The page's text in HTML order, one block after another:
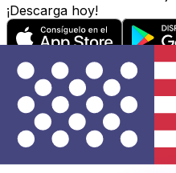
¡Descarga hoy!